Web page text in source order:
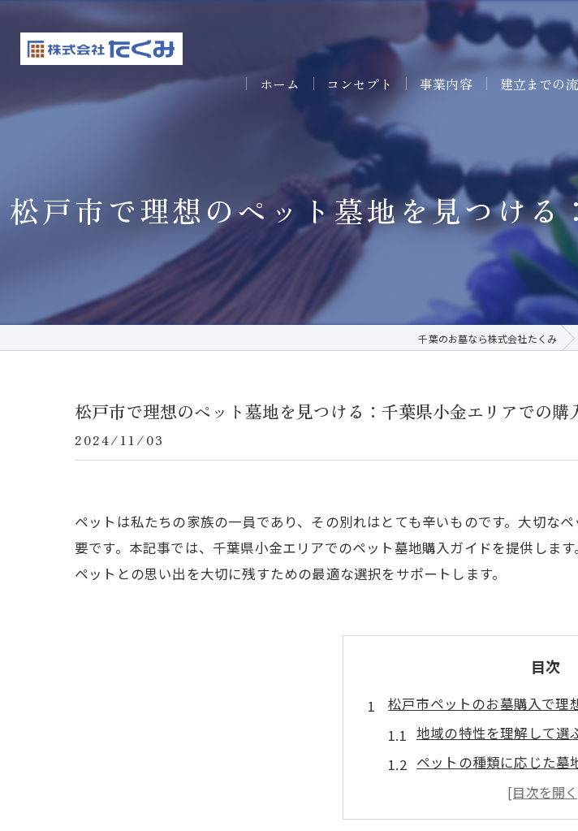
ホーム コンセプト 事業内容 建立までの
松戸市で理想のペット墓地を見つけ
千葉のお墓なら株式会社たくみ
松戸市で理想のペット墓地を見つける：千葉県小金エリアでの購
2024/11/03
ペットは私たちの家族の一員であり、その別れはとても辛いものです。大切な
要です。本記事では、千葉県小金エリアでのペット墓地購入ガイドを提供しま
ペットとの思い出を大切に残すための最適な選択をサポートします。
目次
松戸市ペットのお墓購入で理
地域の特性を理解して選
ペットの種類に応じた墓
信頼できる墓地業者の見
お墓の種類と特徴を知ろ